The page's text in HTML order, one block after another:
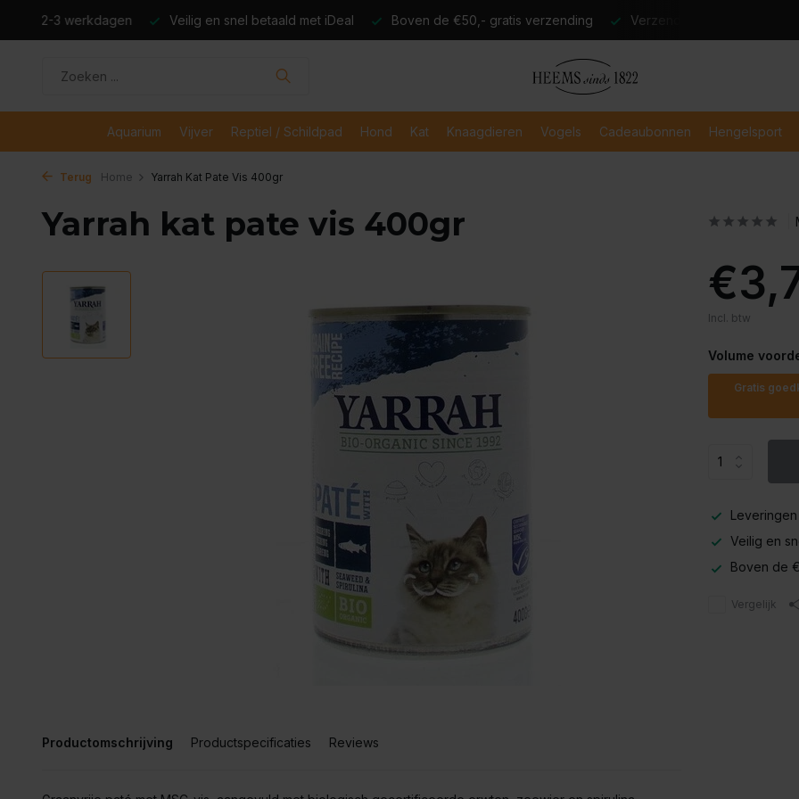
Veilig en snel betaald met iDeal Boven de €50,- gratis verzending Verzending binnen 2-3 werkdagen
Aquarium Vijver Reptiel / Schildpad Hond Kat Knaagdieren Vogels Cadeaubonnen Hengelsport
Terug Home Yarrah Kat Pate Vis 400gr
Yarrah kat pate vis 400gr
Productomschrijving Productspecificaties Reviews
Incl. btw
Volume
Gratis
Veilig en
Boven de
Vergelijk